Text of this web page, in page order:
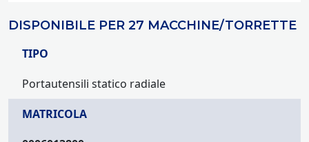
DISPONIBILE PER 27 MACCHINE/TORRETTE
TIPO
Portautensili statico radiale
MATRICOLA